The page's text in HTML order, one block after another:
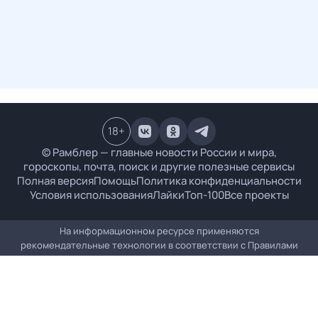
© Рамблер — главные новости России и мира,
гороскопы, почта, поиск и другие полезные сервисы
Полная версияПомощьПолитика конфиденциальности
Условия использованияЛайкиТоп-100Все проекты
18+
На информационном ресурсе применяются
рекомендательные технологии в соответствии с Правилами